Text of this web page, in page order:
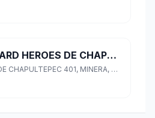
ATM en BOULEVARD HEROES DE CHAPULTEPEC 401
BOULEVARD HEROES DE CHAPULTEPEC 401, MINERA, Calera, Zacatecas